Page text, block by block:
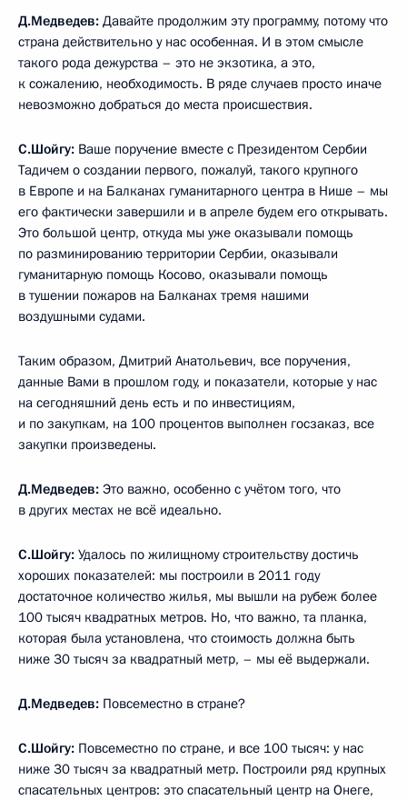
Д.Медведев: Давайте продолжим эту программу, потому что
страна действительно у нас особенная. И в этом смысле
такого рода дежурства – это не экзотика, а это,
к сожалению, необходимость. В ряде случаев просто иначе
невозможно добраться до места происшествия.
С.Шойгу: Ваше поручение вместе с Президентом Сербии
Тадичем о создании первого, пожалуй, такого крупного
в Европе и на Балканах гуманитарного центра в Нише – мы
его фактически завершили и в апреле будем его открывать.
Это большой центр, откуда мы уже оказывали помощь
по разминированию территории Сербии, оказывали
гуманитарную помощь Косово, оказывали помощь
в тушении пожаров на Балканах тремя нашими
воздушными судами.
Таким образом, Дмитрий Анатольевич, все поручения,
данные Вами в прошлом году, и показатели, которые у нас
на сегодняшний день есть и по инвестициям,
и по закупкам, на 100 процентов выполнен госзаказ, все
закупки произведены.
Д.Медведев: Это важно, особенно с учётом того, что
в других местах не всё идеально.
С.Шойгу: Удалось по жилищному строительству достичь
хороших показателей: мы построили в 2011 году
достаточное количество жилья, мы вышли на рубеж более
100 тысяч квадратных метров. Но, что важно, та планка,
которая была установлена, что стоимость должна быть
ниже 30 тысяч за квадратный метр, – мы её выдержали.
Д.Медведев: Повсеместно в стране?
С.Шойгу: Повсеместно по стране, и все 100 тысяч: у нас
ниже 30 тысяч за квадратный метр. Построили ряд крупных
спасательных центров: это спасательный центр на Онеге,